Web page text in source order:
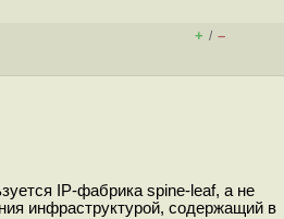
+ / –
IP-фабрика spine-leaf, а не
инфраструктурой, содержащий в